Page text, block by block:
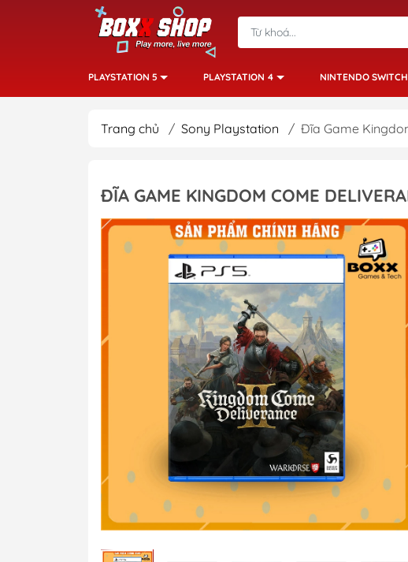
PLAYSTATION 5 PLAYSTATION 4 NINTENDO
Trang chủ / Sony Playstation / Đĩa Game
ĐĨA GAME KINGDOM COME